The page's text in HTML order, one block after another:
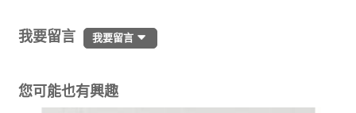
我要留言 我要留言
您可能也有興趣